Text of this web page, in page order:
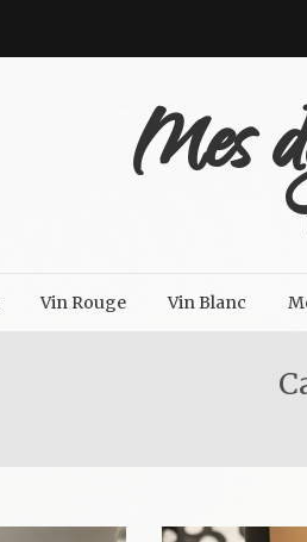
Mes
Vin Rouge Vin Blanc